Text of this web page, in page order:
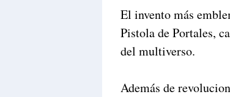
El invento más
Pistola de Portales,
del multiverso.
Además de